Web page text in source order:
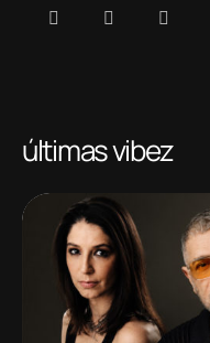
últimas vibez